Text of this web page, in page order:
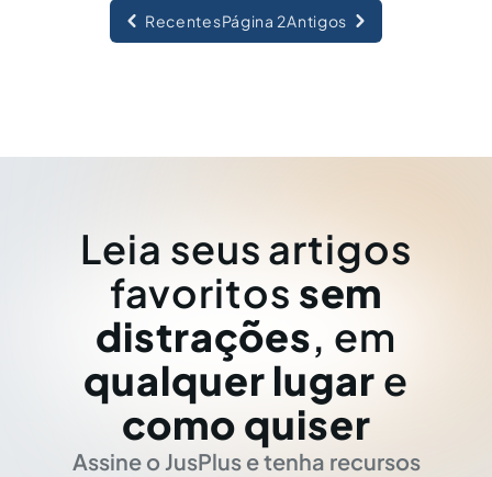
RecentesPágina 2Antigos
Leia seus artigos
favoritos sem
distrações, em
qualquer lugar e
como quiser
Assine o JusPlus e tenha recursos